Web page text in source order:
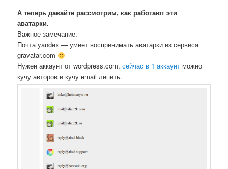
А теперь давайте рассмотрим, как работают эти
аватарки.
Важное замечание.
Почта yandex — умеет воспринимать аватарки из сервиса
gravatar.com
Нужен аккаунт от wordpress.com,сейчас в 1 аккаунт можно
кучу авторов и кучу email лепить.